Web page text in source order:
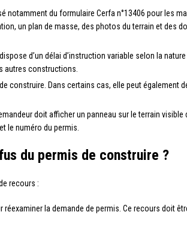
notamment du formulaire Cerfa n°13406 pour les
un plan de masse, des photos du terrain et des
d’un délai d’instruction variable selon la
autres constructions.
construire. Dans certains cas, elle peut également
doit afficher un panneau sur le terrain
le numéro du permis.
du permis de construire ?
recours :
réexaminer la demande de permis. Ce recours doit